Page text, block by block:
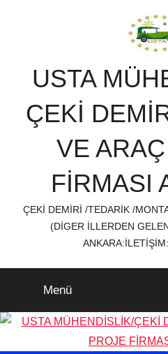
USTA
ÇEKİ
VE
FİRMASI
ÇEKİ DEMİRİ /TEDARİK /
(DİGER İLLERDEN
Menü